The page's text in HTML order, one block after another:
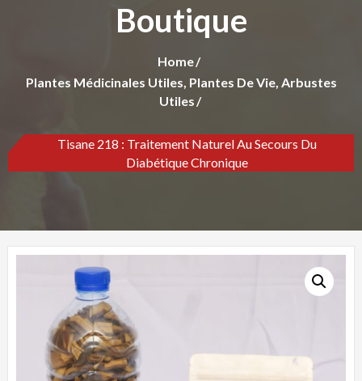
Boutique
Home
Plantes Médicinales Utiles, Plantes De Vie, Arbustes
Utiles
Tisane 218 : Traitement Naturel Au Secours Du
Diabétique Chronique